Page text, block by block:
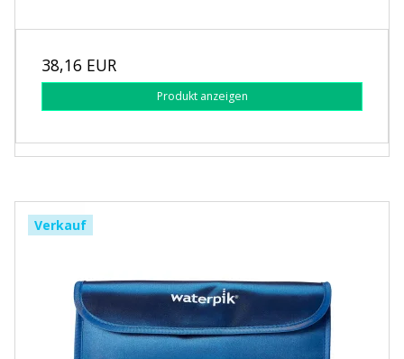
38,16 EUR
Produkt anzeigen
Verkauf